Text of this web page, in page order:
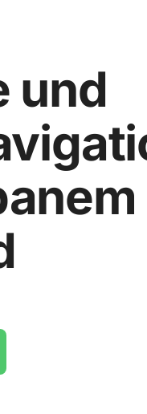
und